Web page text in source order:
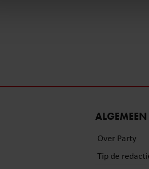
ALGEMEEN
Over Party
Tip de